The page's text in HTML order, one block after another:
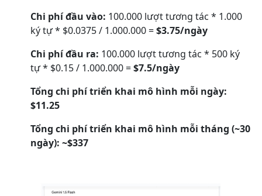
Chi phí đầu vào: 100.000 lượt tương tác * 1.000
ký tự * $0.0375 / 1.000.000 =$3.75/ngày
Chi phí đầu ra: 100.000 lượt tương tác * 500 ký
tự * $0.15 / 1.000.000 =$7.5/ngày
Tổng chi phí triển khai mô hình mỗi ngày:
$11.25
Tổng chi phí triển khai mô hình mỗi tháng (~30
ngày): ~$337